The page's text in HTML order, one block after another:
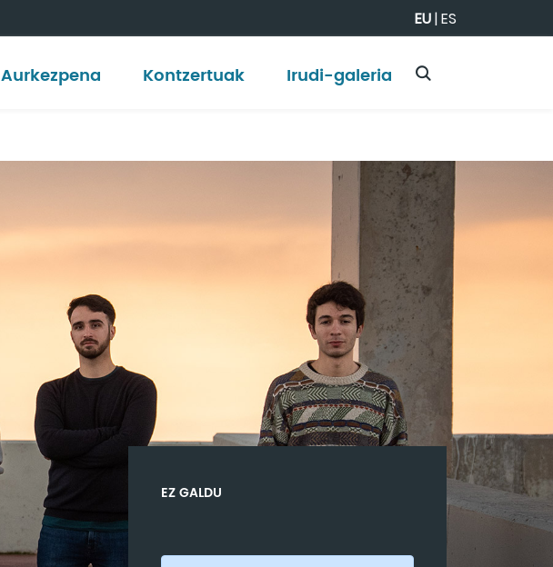
EU|ES
Aurkezpena Kontzertuak Irudi-galeria
EZ GALDU